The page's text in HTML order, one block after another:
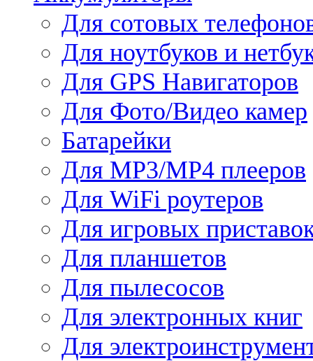
Для сотовых
Для ноутбуков и
Для GPS Навигаторов
Для Фото/Видео камер
Батарейки
Для MP3/MP4 плееров
Для WiFi роутеров
Для игровых
Для планшетов
Для пылесосов
Для электронных книг
Для